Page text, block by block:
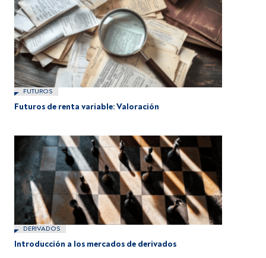
FUTUROS
Futuros de renta variable: Valoración
DERIVADOS
Introducción a los mercados de derivados